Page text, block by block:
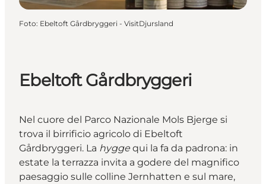
Foto: Ebeltoft Gårdbryggeri - VisitDjursland
Ebeltoft Gårdbryggeri
Nel cuore del Parco Nazionale Mols Bjerge si
trova il birrificio agricolo di Ebeltoft
Gårdbryggeri. La hygge qui la fa da padrona: in
estate la terrazza invita a godere del magnifico
paesaggio sulle colline Jernhatten e sul mare,